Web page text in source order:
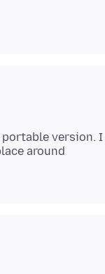
version. I
around